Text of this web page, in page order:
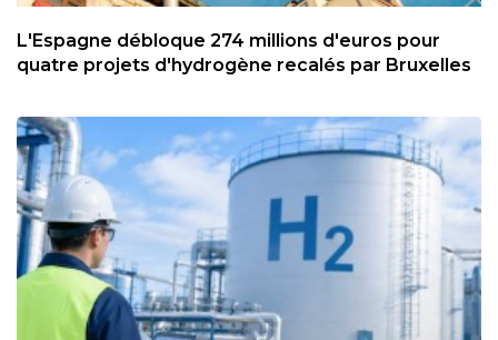
L'Espagne débloque 274 millions d'euros pour
quatre projets d'hydrogène recalés par Bruxelles